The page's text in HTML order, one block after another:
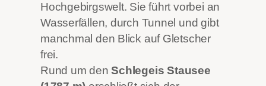
Hochgebirgswelt. Sie führt vorbei an
Wasserfällen, durch Tunnel und gibt
manchmal den Blick auf Gletscher
frei.
Rund um denSchlegeis Stausee